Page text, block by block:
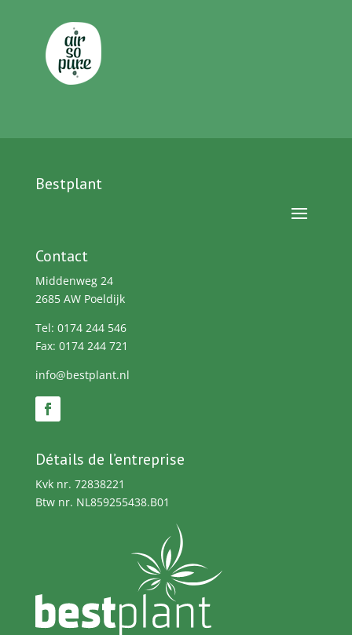
Bestplant
Contact
Middenweg 24
2685 AW Poeldijk
Tel: 0174 244 546
Fax: 0174 244 721
info@bestplant.nl
Détails de l’entreprise
Kvk nr. 72838221
Btw nr. NL859255438.B01